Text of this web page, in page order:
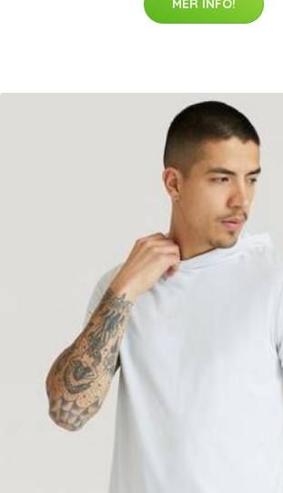
MER INFO!